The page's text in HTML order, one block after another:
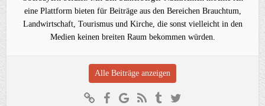
eine Plattform bieten für Beiträge aus den Bereichen Brauchtum,
Landwirtschaft, Tourismus und Kirche, die sonst vielleicht in den
Medien keinen breiten Raum bekommen würden.
Alle Beiträge anzeigen